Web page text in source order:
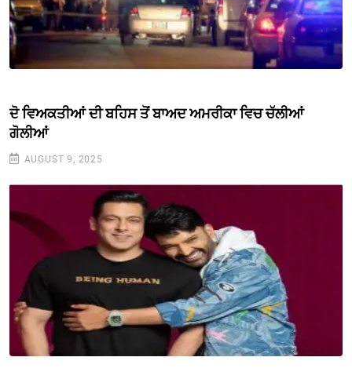
ਦੋ ਵਿਅਕਤੀਆਂ ਦੀ ਬਹਿਸ ਤੋਂ ਬਾਅਦ ਅਮਰੀਕਾ ਵਿਚ ਚੱਲੀਆਂ
ਗੋਲੀਆਂ
AUGUST 9, 2025